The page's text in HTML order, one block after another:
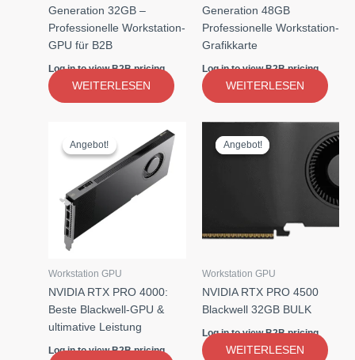
Generation 32GB –
Professionelle Workstation-
GPU für B2B
Log in to view B2B pricing
WEITERLESEN
Generation 48GB
Professionelle Workstation-
Grafikkarte
Log in to view B2B pricing
WEITERLESEN
Angebot!
Angebot!
Workstation GPU
NVIDIA RTX PRO 4000:
Beste Blackwell-GPU &
ultimative Leistung
Log in to view B2B pricing
Angebot!
Angebot!
Workstation GPU
NVIDIA RTX PRO 4500
Blackwell 32GB BULK
Log in to view B2B pricing
WEITERLESEN